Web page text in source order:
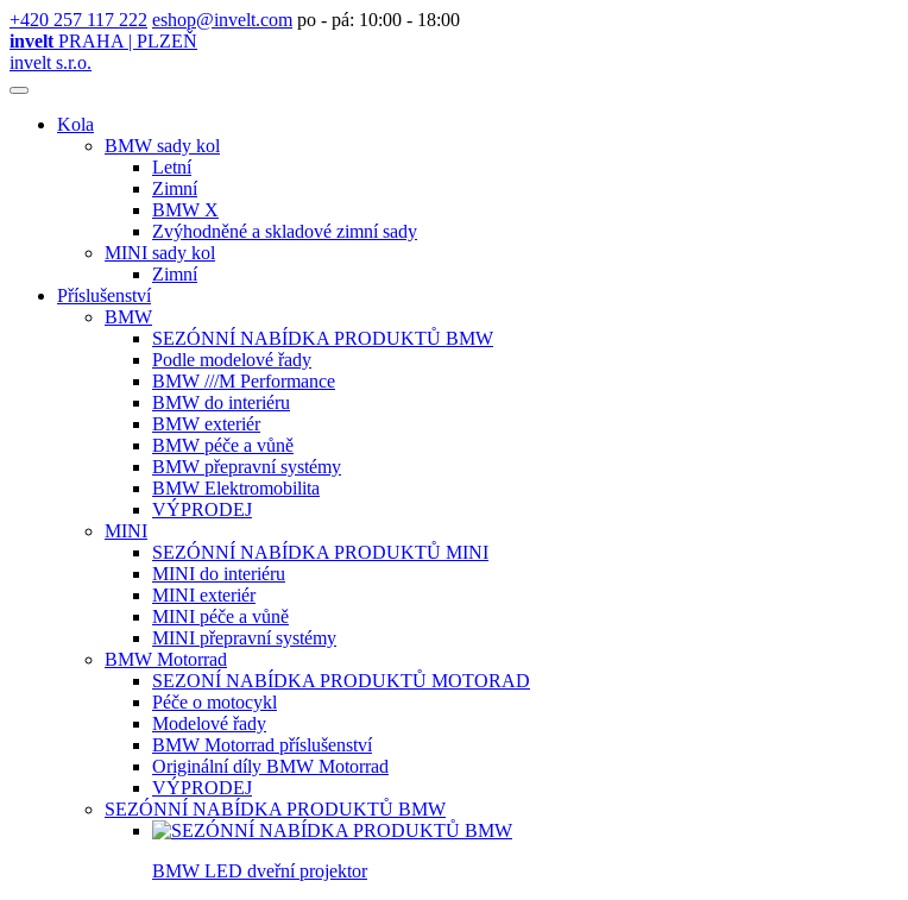
+420 257 117 222 eshop@invelt.com po - pá: 10:00 - 18:00
invelt PRAHA | PLZEŇ
invelt s.r.o.
Kola
BMW sady kol
Letní
Zimní
BMW X
Zvýhodněné a skladové zimní sady
MINI sady kol
Zimní
Příslušenství
BMW
SEZÓNNÍ NABÍDKA PRODUKTŮ BMW
Podle modelové řady
BMW ///M Performance
BMW do interiéru
BMW exteriér
BMW péče a vůně
BMW přepravní systémy
BMW Elektromobilita
VÝPRODEJ
MINI
SEZÓNNÍ NABÍDKA PRODUKTŮ MINI
MINI do interiéru
MINI exteriér
MINI péče a vůně
MINI přepravní systémy
BMW Motorrad
SEZONÍ NABÍDKA PRODUKTŮ MOTORAD
Péče o motocykl
Modelové řady
BMW Motorrad příslušenství
Originální díly BMW Motorrad
VÝPRODEJ
SEZÓNNÍ NABÍDKA PRODUKTŮ BMW
BMW LED dveřní projektor